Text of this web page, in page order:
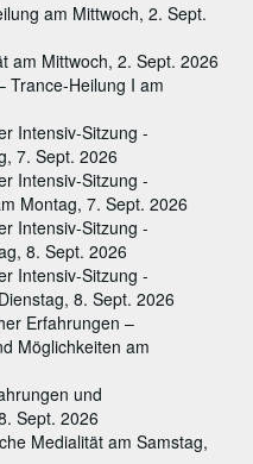
am Mittwoch, 2. Sept.
am Mittwoch, 2. Sept. 2026
Trance-Heilung I am
Intensiv-Sitzung -
7. Sept. 2026
Intensiv-Sitzung -
Montag, 7. Sept. 2026
Intensiv-Sitzung -
8. Sept. 2026
Intensiv-Sitzung -
8. Sept. 2026
Erfahrungen –
Möglichkeiten am
und
Sept. 2026
Medialität am Samstag,